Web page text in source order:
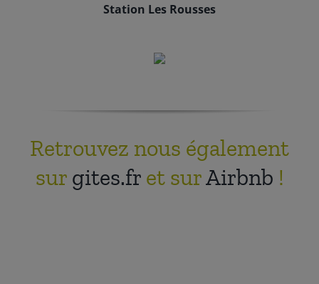
Station Les Rousses
Retrouvez nous également
sur gites.fret surAirbnb !